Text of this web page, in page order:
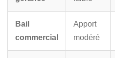
Bail
commercial
Apport
modéré